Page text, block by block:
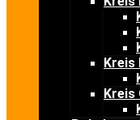
Kreis
Kreis